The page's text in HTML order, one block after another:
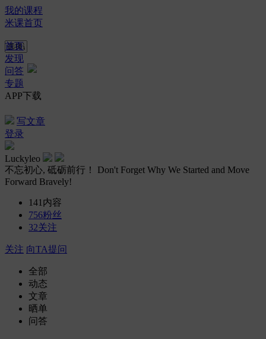
我的课程
米课首页
首页
发现
问答
专题
APP下载
写文章
登录
Luckyleo
不忘初心, 砥砺前行！ Don't Forget Why We Started and Move
Forward Bravely!
141 内容
756粉丝
32关注
关注 向TA提问
全部
动态
文章
晒单
问答